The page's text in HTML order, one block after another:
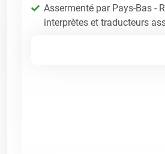
Assermenté par Pays-Bas -
interprètes et traducteurs